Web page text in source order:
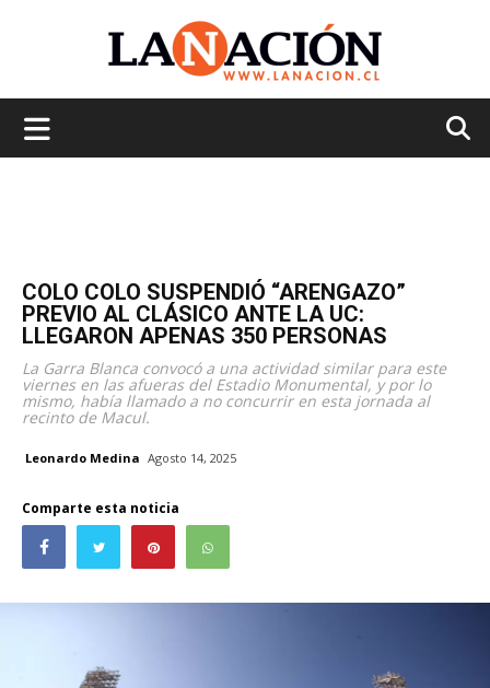
COLO COLO SUSPENDIÓ “ARENGAZO”
PREVIO AL CLÁSICO ANTE LA UC:
LLEGARON APENAS 350 PERSONAS
La Garra Blanca convocó a una actividad similar para este
viernes en las afueras del Estadio Monumental, y por lo
mismo, había llamado a no concurrir en esta jornada al
recinto de Macul.
Leonardo Medina Agosto 14, 2025
Comparte esta noticia